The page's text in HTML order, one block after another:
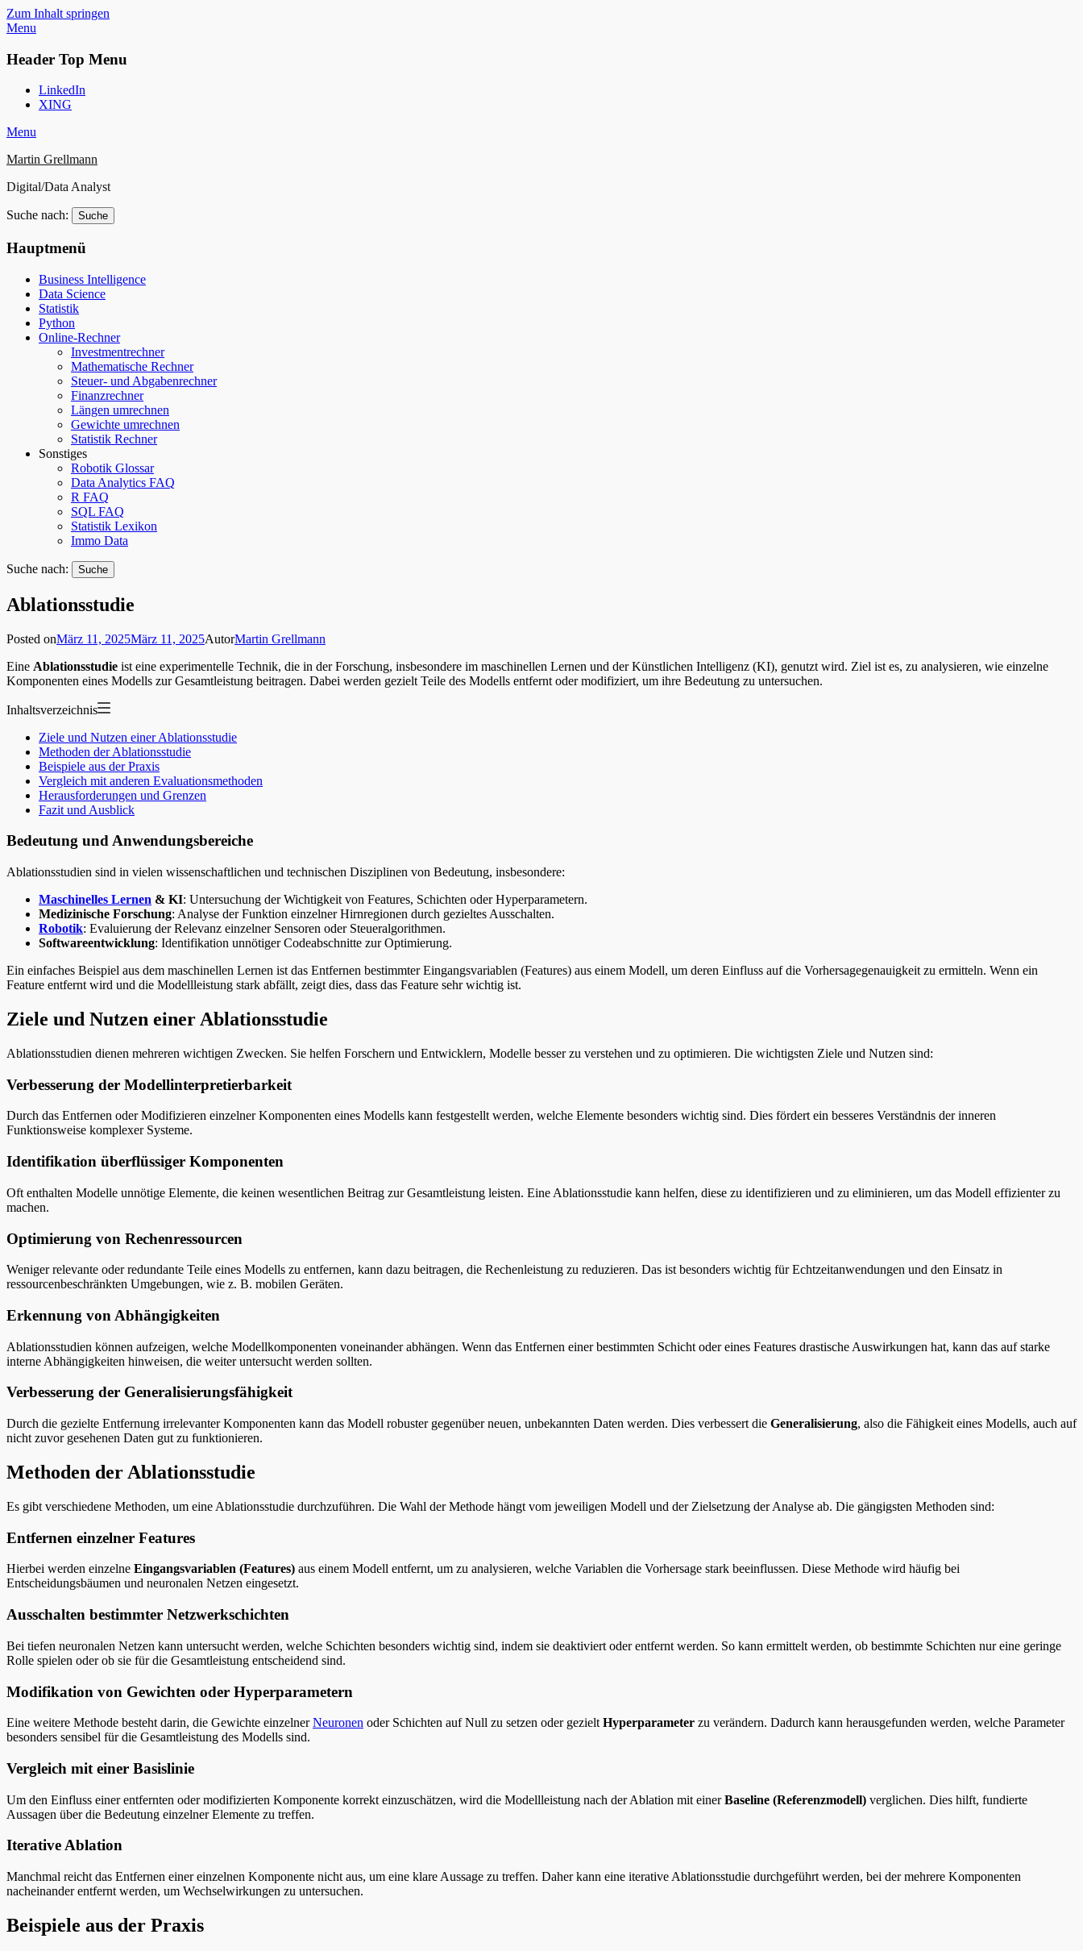
Zum Inhalt springen
Menu
Header Top Menu
LinkedIn
XING
Menu
Martin Grellmann
Digital/Data Analyst
Suche nach:
Hauptmenü
Business Intelligence
Data Science
Statistik
Python
Online-Rechner
Investmentrechner
Mathematische Rechner
Steuer- und Abgabenrechner
Finanzrechner
Längen umrechnen
Gewichte umrechnen
Statistik Rechner
Sonstiges
Robotik Glossar
Data Analytics FAQ
R FAQ
SQL FAQ
Statistik Lexikon
Immo Data
Suche nach:
Ablationsstudie
Posted onMärz 11, 2025März 11, 2025AutorMartin Grellmann
Eine Ablationsstudie ist eine experimentelle Technik, die in der Forschung, insbesondere im maschinellen Lernen und der Künstlichen Intelligenz (KI), genutzt wird. Ziel ist es, zu analysieren, wie einzelne
Komponenten eines Modells zur Gesamtleistung beitragen. Dabei werden gezielt Teile des Modells entfernt oder modifiziert, um ihre Bedeutung zu untersuchen.
Inhaltsverzeichnis
Ziele und Nutzen einer Ablationsstudie
Methoden der Ablationsstudie
Beispiele aus der Praxis
Vergleich mit anderen Evaluationsmethoden
Herausforderungen und Grenzen
Fazit und Ausblick
Bedeutung und Anwendungsbereiche
Ablationsstudien sind in vielen wissenschaftlichen und technischen Disziplinen von Bedeutung, insbesondere:
Maschinelles Lernen & KI: Untersuchung der Wichtigkeit von Features, Schichten oder Hyperparametern.
Medizinische Forschung: Analyse der Funktion einzelner Hirnregionen durch gezieltes Ausschalten.
Robotik: Evaluierung der Relevanz einzelner Sensoren oder Steueralgorithmen.
Softwareentwicklung: Identifikation unnötiger Codeabschnitte zur Optimierung.
Ein einfaches Beispiel aus dem maschinellen Lernen ist das Entfernen bestimmter Eingangsvariablen (Features) aus einem Modell, um deren Einfluss auf die Vorhersagegenauigkeit zu ermitteln. Wenn ein
Feature entfernt wird und die Modellleistung stark abfällt, zeigt dies, dass das Feature sehr wichtig ist.
Ziele und Nutzen einer Ablationsstudie
Ablationsstudien dienen mehreren wichtigen Zwecken. Sie helfen Forschern und Entwicklern, Modelle besser zu verstehen und zu optimieren. Die wichtigsten Ziele und Nutzen sind:
Verbesserung der Modellinterpretierbarkeit
Durch das Entfernen oder Modifizieren einzelner Komponenten eines Modells kann festgestellt werden, welche Elemente besonders wichtig sind. Dies fördert ein besseres Verständnis der inneren
Funktionsweise komplexer Systeme.
Identifikation überflüssiger Komponenten
Oft enthalten Modelle unnötige Elemente, die keinen wesentlichen Beitrag zur Gesamtleistung leisten. Eine Ablationsstudie kann helfen, diese zu identifizieren und zu eliminieren, um das Modell effizienter zu
machen.
Optimierung von Rechenressourcen
Weniger relevante oder redundante Teile eines Modells zu entfernen, kann dazu beitragen, die Rechenleistung zu reduzieren. Das ist besonders wichtig für Echtzeitanwendungen und den Einsatz in
ressourcenbeschränkten Umgebungen, wie z. B. mobilen Geräten.
Erkennung von Abhängigkeiten
Ablationsstudien können aufzeigen, welche Modellkomponenten voneinander abhängen. Wenn das Entfernen einer bestimmten Schicht oder eines Features drastische Auswirkungen hat, kann das auf starke
interne Abhängigkeiten hinweisen, die weiter untersucht werden sollten.
Verbesserung der Generalisierungsfähigkeit
Durch die gezielte Entfernung irrelevanter Komponenten kann das Modell robuster gegenüber neuen, unbekannten Daten werden. Dies verbessert die Generalisierung, also die Fähigkeit eines Modells, auch auf
nicht zuvor gesehenen Daten gut zu funktionieren.
Methoden der Ablationsstudie
Es gibt verschiedene Methoden, um eine Ablationsstudie durchzuführen. Die Wahl der Methode hängt vom jeweiligen Modell und der Zielsetzung der Analyse ab. Die gängigsten Methoden sind:
Entfernen einzelner Features
Hierbei werden einzelne Eingangsvariablen (Features) aus einem Modell entfernt, um zu analysieren, welche Variablen die Vorhersage stark beeinflussen. Diese Methode wird häufig bei
Entscheidungsbäumen und neuronalen Netzen eingesetzt.
Ausschalten bestimmter Netzwerkschichten
Bei tiefen neuronalen Netzen kann untersucht werden, welche Schichten besonders wichtig sind, indem sie deaktiviert oder entfernt werden. So kann ermittelt werden, ob bestimmte Schichten nur eine geringe
Rolle spielen oder ob sie für die Gesamtleistung entscheidend sind.
Modifikation von Gewichten oder Hyperparametern
Eine weitere Methode besteht darin, die Gewichte einzelnerNeuronen oder Schichten auf Null zu setzen oder gezielt Hyperparameter zu verändern. Dadurch kann herausgefunden werden, welche Parameter
besonders sensibel für die Gesamtleistung des Modells sind.
Vergleich mit einer Basislinie
Um den Einfluss einer entfernten oder modifizierten Komponente korrekt einzuschätzen, wird die Modellleistung nach der Ablation mit einerBaseline (Referenzmodell) verglichen. Dies hilft, fundierte
Aussagen über die Bedeutung einzelner Elemente zu treffen.
Iterative Ablation
Manchmal reicht das Entfernen einer einzelnen Komponente nicht aus, um eine klare Aussage zu treffen. Daher kann eine iterative Ablationsstudie durchgeführt werden, bei der mehrere Komponenten
nacheinander entfernt werden, um Wechselwirkungen zu untersuchen.
Beispiele aus der Praxis